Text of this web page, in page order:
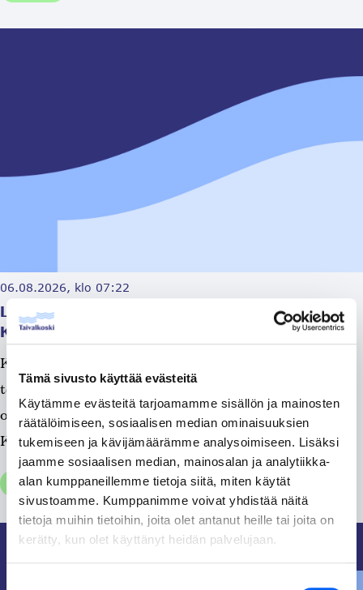
Tämä sivusto käyttää evästeitä
Käytämme evästeitä tarjoamamme sisällön ja mainosten
räätälöimiseen, sosiaalisen median ominaisuuksien
tukemiseen ja kävijämäärämme analysoimiseen. Lisäksi
jaamme sosiaalisen median, mainosalan ja analytiikka-
alan kumppaneillemme tietoja siitä, miten käytät
sivustoamme. Kumppanimme voivat yhdistää näitä
tietoja muihin tietoihin, joita olet antanut heille tai joita on
kerätty, kun olet käyttänyt heidän palvelujaan.
06.08.2026, klo 07:22
Lämmöntuotossa katkos Sairaalatie, Uusitie ja
Kangastie – alueella/Katkos on päättynyt!
Kaukolämpölinjan remontti on valmis ja lämmönjakelu
toimii normaalisti. ____________ Tänään klo.7.30 alkaen
on katkos lämmöntuotossa Sairaalatie, Uusitie ja
Kangastie –...
Tiedotteet, Yleinen